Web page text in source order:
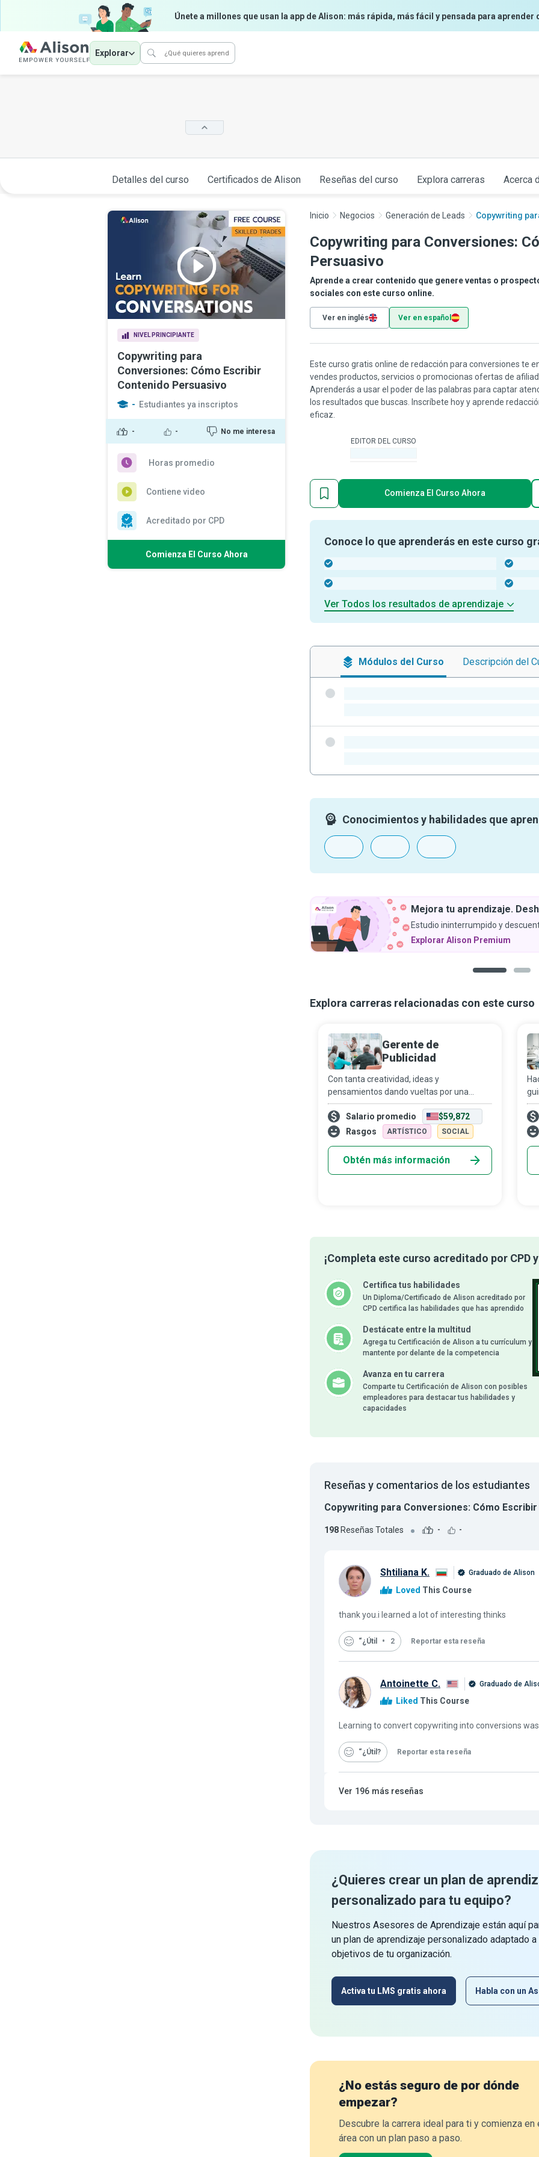
Únete a millones que usan la app de Alison: más rápida, más fácil y pensada para
Explorar
Detalles del curso Certificados de Alison Reseñas del curso Explora carreras Acerca
NIVEL PRINCIPIANTE
Copywriting para
Conversiones: Cómo Escribir
Contenido Persuasivo
- Estudiantes ya inscriptos
- - No me interesa
Horas promedio
Contiene video
Acreditado por CPD
Comienza El Curso Ahora
Inicio Negocios Generación de Leads Copywriting
Copywriting para Conversiones:
Persuasivo
Aprende a crear contenido que genere ventas o
sociales con este curso online.
Ver en inglés Ver en español
Este curso gratis online de redacción para conversiones te
vendes productos, servicios o promocionas ofertas de
Aprenderás a usar el poder de las palabras para captar
los resultados que buscas. Inscríbete hoy y aprende
eficaz.
EDITOR DEL CURSO
Comienza El Curso Ahora
Conoce lo que aprenderás en este curso
Ver Todos los resultados de aprendizaje
Módulos del Curso Descripción del
Conocimientos y habilidades que
Mejora tu aprendizaje.
Estudio ininterrumpido y
Explorar Alison Premium
Explora carreras relacionadas con este curso
Gerente de
Publicidad
Con tanta creatividad, ideas y
pensamientos dando vueltas por una
oficina de publicidad, alguien tiene que
controlarlo todo para crear un mensaje
convincente y discernible sobre un
Salario promedio
$59,872
Rasgos
ARTÍSTICO SOCIAL
Obtén más información
¡Completa este curso acreditado por CPD
Certifica tus habilidades
Un Diploma/Certificado de Alison acreditado por
CPD certifica las habilidades que has aprendido
Destácate entre la multitud
Agrega tu Certificación de Alison a tu currículum y
mantente por delante de la competencia
Avanza en tu carrera
Comparte tu Certificación de Alison con posibles
empleadores para destacar tus habilidades y
capacidades
Reseñas y comentarios de los estudiantes
Copywriting para Conversiones: Cómo
198Reseñas Totales - -
Shtiliana K. Graduado de Alison
Loved This Course
thank you.i learned a lot of interesting thinks
“¿Útil 2 Reportar esta reseña
Antoinette C. Graduado de
Liked This Course
Learning to convert copywriting into conversions
“¿Útil Reportar esta reseña
Ver 196 más reseñas
¿Quieres crear un plan de
personalizado para tu equipo?
Nuestros Asesores de Aprendizaje están aquí
un plan de aprendizaje personalizado adaptado
objetivos de tu organización.
Activa tu LMS gratis ahora Habla con un
¿No estás seguro de por dónde
empezar?
Descubre la carrera ideal para ti y comienza en
área con un plan paso a paso.